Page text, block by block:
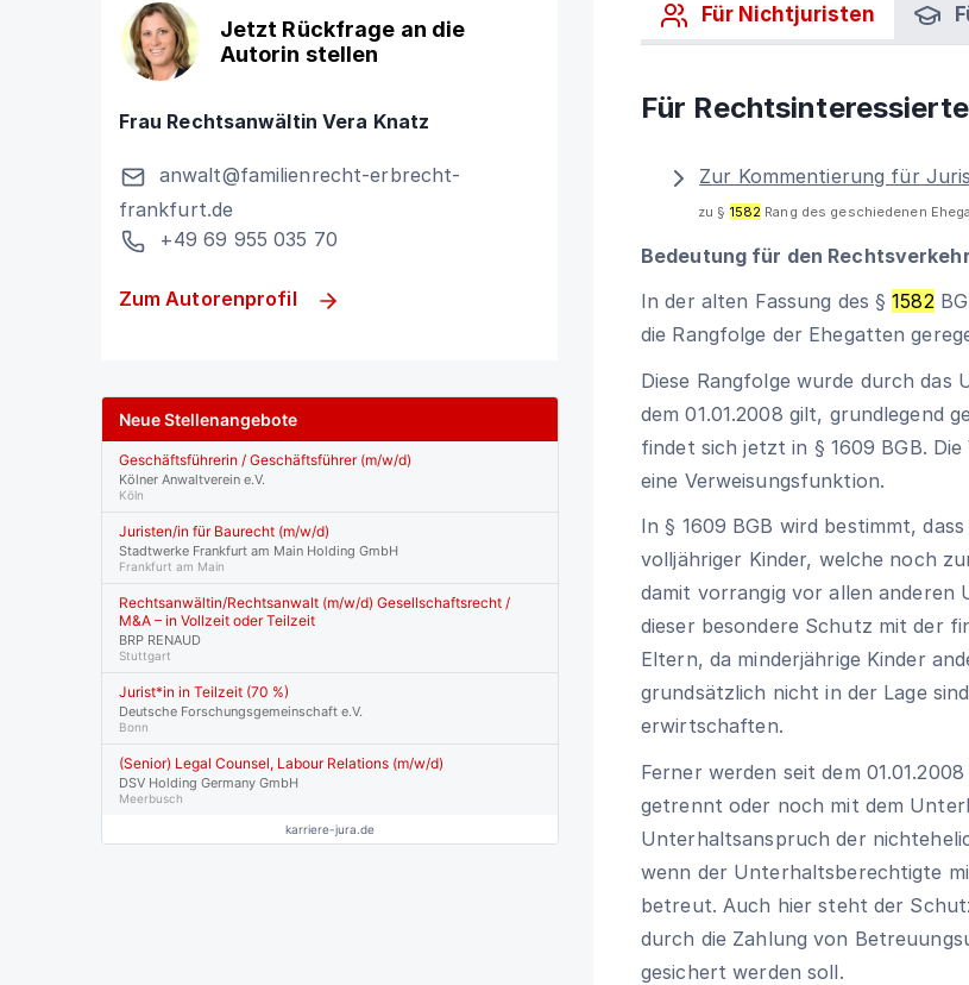
Jetzt Rückfrage an die
Autorin stellen
Frau Rechtsanwältin Vera Knatz
anwalt@familienrecht-erbrecht-
frankfurt.de
+49 69 955 035 70
Zum Autorenprofil
Für Nichtjuristen
Für Rechtsinteressierte
Zur Kommentierung für
zu § 1582 Rang des geschiedenen
Bedeutung für den
In der alten Fassung des §1582
die Rangfolge der Ehegatten
Diese Rangfolge wurde durch das
dem 01.01.2008 gilt, grundlegend
findet sich jetzt in § 1609 BGB.
eine Verweisungsfunktion.
In§ 1609 BGB wird bestimmt,
volljähriger Kinder, welche noch
damit vorrangig vor allen anderen
dieser besondere Schutz mit der
Eltern, da minderjährige Kinder
grundsätzlich nicht in der Lage
erwirtschaften.
Ferner werden seit dem
getrennt oder noch mit dem
Unterhaltsanspruch der
wenn der Unterhaltsberechtigte
betreut. Auch hier steht der
durch die Zahlung von
gesichert werden soll.